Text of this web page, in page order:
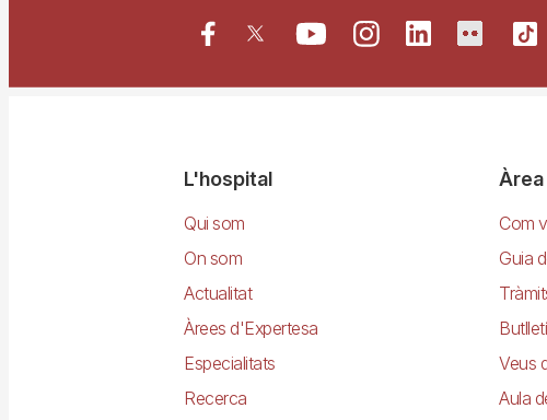
NavegacióL'hospital
Qui som
On som
Actualitat
Àrees d'Expertesa
Especialitats
Recerca
Com
Guia
Veus
Aula